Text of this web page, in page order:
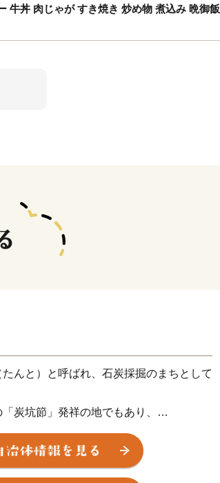
牛丼 肉じゃが すき焼き 炒め物 煮込み 晩御
んと）と呼ばれ、石炭採掘のまちとして
炭坑節」発祥の地でもあり、
が高いので、さぞやお月さん煙たかろ」
」や「伊田竪坑櫓」、